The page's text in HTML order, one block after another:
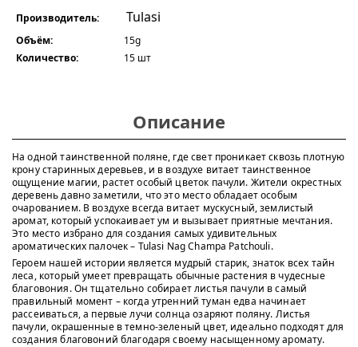
Производитель: Tulasi
Объём:
15g
Количество:
15 шт
Описание
На одной таинственной поляне, где свет проникает сквозь плотную
крону старинных деревьев, и в воздухе витает таинственное
ощущение магии, растет особый цветок пачули. Жители окрестных
деревень давно заметили, что это место обладает особым
очарованием. В воздухе всегда витает мускусный, землистый
аромат, который успокаивает ум и вызывает приятные мечтания.
Это место избрано для создания самых удивительных
ароматических палочек – Tulasi Nag Champa Patchouli.
Героем нашей истории является мудрый старик, знаток всех тайн
леса, который умеет превращать обычные растения в чудесные
благовония. Он тщательно собирает листья пачули в самый
правильный момент – когда утренний туман едва начинает
рассеиваться, а первые лучи солнца озаряют поляну. Листья
пачули, окрашенные в темно-зеленый цвет, идеально подходят для
создания благовоний благодаря своему насыщенному аромату.